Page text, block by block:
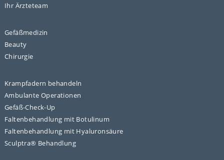
Ihr Ärzteteam
Gefäßmedizin
Beauty
Chirurgie
Krampfadern behandeln
Ambulante Operationen
Gefäß-Check-Up
Faltenbehandlung mit Botulinum
Faltenbehandlung mit Hyaluronsäure
Sculptra® Behandlung